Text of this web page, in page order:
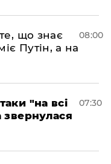
що знає
Путін, а на
08:00
"на всі
звернулася
07:30